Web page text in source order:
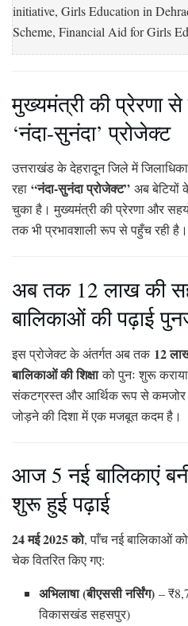
initiative, Girls Education in
Scheme, Financial Aid for Girls
मुख्यमंत्री की प्रेरणा
‘नंदा-सुनंदा’ प्रोजेक्ट
उत्तराखंड के देहरादून जिले में
रहा “नंदा-सुनंदा प्रोजेक्ट” अब बेटियों
चुका है। मुख्यमंत्री की प्रेरणा और
तक भी प्रभावशाली रूप से पहुँच रही है।
अब तक 12 लाख की
बालिकाओं की पढ़ाई
इस प्रोजेक्ट के अंतर्गत अब तक 12
बालिकाओं की शिक्षाको पुनः शुरू
संकटग्रस्त और आर्थिक रूप से कमजोर
जोड़ने की दिशा में एक मजबूत कदम है।
आज 5 नई बालिकाएं
शुरू हुई पढ़ाई
24 मई 2025 को, पाँच नई बालिकाओं
चेक वितरित किए गए:
अभिलाषा (बीएससी नर्सिंग) –
विकासखंड सहसपुर)